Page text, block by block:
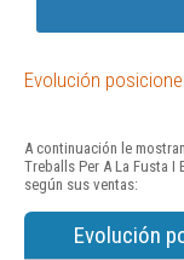
Evolución
A continuación le
Treballs Per A La Fusta
según sus ventas:
Evolución